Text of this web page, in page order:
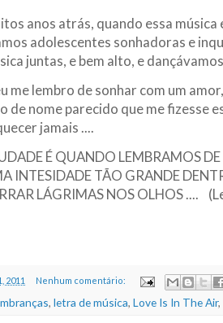
anos atrás, quando essa
adolescentes sonhadoras e
juntas, e bem alto, e
me lembro de sonhar com um
de nome parecido que me fizesse
jamais ....
É QUANDO LEMBRAMOS
INTESIDADE TÃO GRANDE
LÁGRIMAS NOS OLHOS ....
2011 Nenhum comentário:
, letra de música, Love Is In The Air,